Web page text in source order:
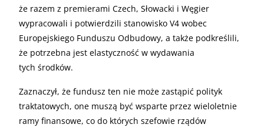
że razem z premierami Czech, Słowacki i Węgier
wypracowali i potwierdzili stanowisko V4 wobec
Europejskiego Funduszu Odbudowy, a także podkreślili,
że potrzebna jest elastyczność w wydawania
tych środków.
Zaznaczył, że fundusz ten nie może zastąpić polityk
traktatowych, one muszą być wsparte przez wieloletnie
ramy finansowe, co do których szefowie rządów